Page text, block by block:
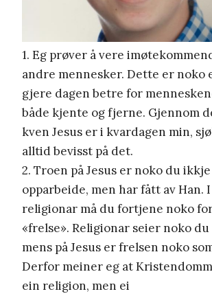
1. Eg prøver å vere
andre mennesker. Dette er noko
gjere dagen betre for
både kjente og fjerne. Gjennom
kven Jesus er i kvardagen min,
alltid bevisst på det.
2. Troen på Jesus er noko du
opparbeide, men har fått av Han.
religionar må du fortjene noko
«frelse». Religionar seier noko du
mens på Jesus er frelsen noko
Derfor meiner eg at
ein religion, men ei